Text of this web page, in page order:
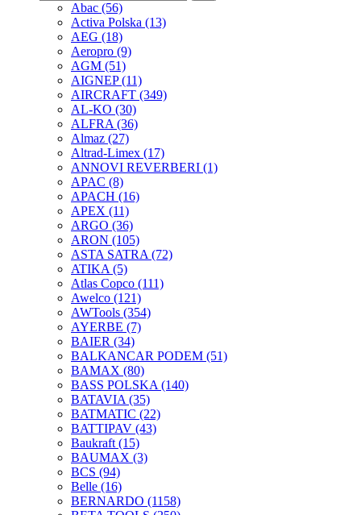
Abac (56)
Activa Polska (13)
AEG (18)
Aeropro (9)
AGM (51)
AIGNEP(11)
AIRCRAFT (349)
AL-KO (30)
ALFRA (36)
Almaz (27)
Altrad-Limex (17)
ANNOVI REVERBERI (1)
APAC (8)
APACH (16)
APEX (11)
ARGO (36)
ARON (105)
ASTA SATRA (72)
ATIKA (5)
Atlas Copco (111)
Awelco (121)
AWTools (354)
AYERBE (7)
BAIER (34)
BALKANCAR PODEM (51)
BAMAX (80)
BASS POLSKA (140)
BATAVIA (35)
BATMATIC (22)
BATTIPAV (43)
Baukraft (15)
BAUMAX (3)
BCS (94)
Belle (16)
BERNARDO (1158)